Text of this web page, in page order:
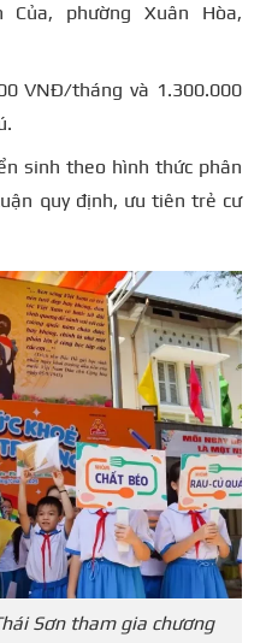
phường Xuân Hòa,
VNĐ/tháng và 1.300.000
sinh theo hình thức phân
quy định, ưu tiên trẻ cư
Sơn tham gia chương